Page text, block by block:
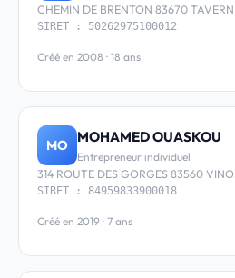
CHEMIN DE BRENTON 83670
SIRET : 50262975100012
Créé en 2008 · 18 ans
MO MOHAMED OUASKOU
Entrepreneur individuel
314 ROUTE DES GORGES 83560
SIRET : 84959833900018
Créé en 2019 · 7 ans